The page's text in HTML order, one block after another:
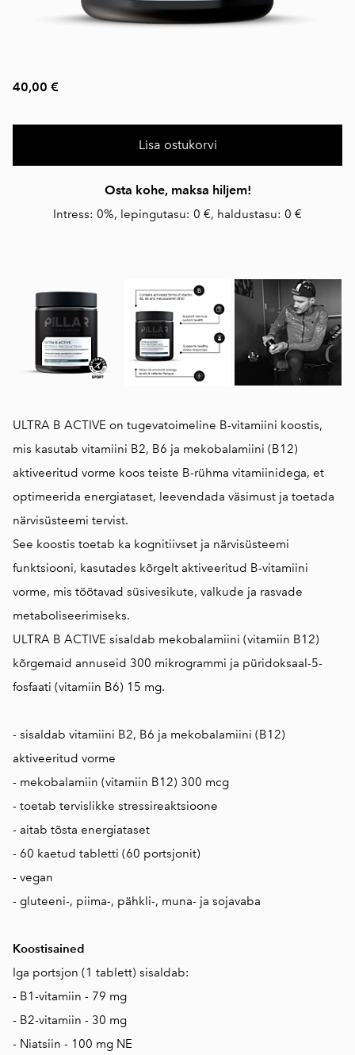
40,00 €
Lisa ostukorvi
Osta kohe, maksa hiljem!
Intress: 0%, lepingutasu: 0 €, haldustasu: 0 €
ULTRA B ACTIVE on tugevatoimeline B-vitamiini koostis,
mis kasutab vitamiini B2, B6 ja mekobalamiini (B12)
aktiveeritud vorme koos teiste B-rühma vitamiinidega, et
optimeerida energiataset, leevendada väsimust ja toetada
närvisüsteemi tervist.
See koostis toetab ka kognitiivset ja närvisüsteemi
funktsiooni, kasutades kõrgelt aktiveeritud B-vitamiini
vorme, mis töötavad süsivesikute, valkude ja rasvade
metaboliseerimiseks.
ULTRA B ACTIVE sisaldab mekobalamiini (vitamiin B12)
kõrgemaid annuseid 300 mikrogrammi ja püridoksaal-5-
fosfaati (vitamiin B6) 15 mg.
- sisaldab vitamiini B2, B6 ja mekobalamiini (B12)
aktiveeritud vorme
- mekobalamiin (vitamiin B12) 300 mcg
- toetab tervislikke stressireaktsioone
- aitab tõsta energiataset
- 60 kaetud tabletti (60 portsjonit)
- vegan
- gluteeni-, piima-, pähkli-, muna- ja sojavaba
Koostisained
Iga portsjon (1 tablett) sisaldab:
- B1-vitamiin - 79 mg
- B2-vitamiin - 30 mg
- Niatsiin - 100 mg NE